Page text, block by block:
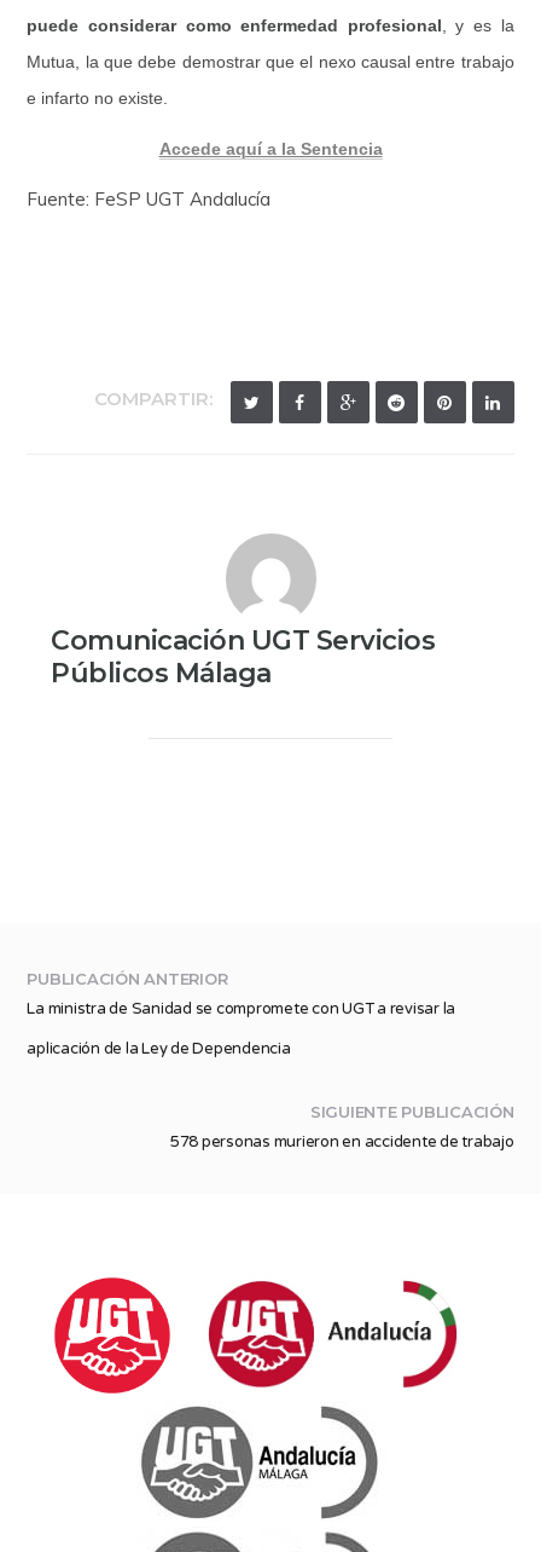
puede considerar como enfermedad profesional , y es la
Mutua, la que debe demostrar que el nexo causal entre trabajo
e infarto no existe.
Accede aquí a la Sentencia
Fuente: FeSP UGT Andalucía
COMPARTIR:
Comunicación UGT Servicios
Públicos Málaga
PUBLICACIÓN ANTERIOR
La ministra de Sanidad se compromete con UGT a revisar la
aplicación de la Ley de Dependencia
SIGUIENTE PUBLICACIÓN
578 personas murieron en accidente de trabajo